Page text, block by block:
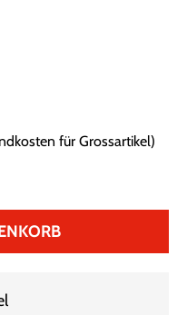
für Grossartikel)